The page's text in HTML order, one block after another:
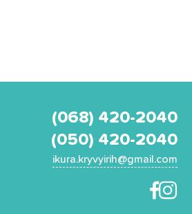
(068) 420-2040
(050) 420-2040
ikura.kryvyirih@gmail.com